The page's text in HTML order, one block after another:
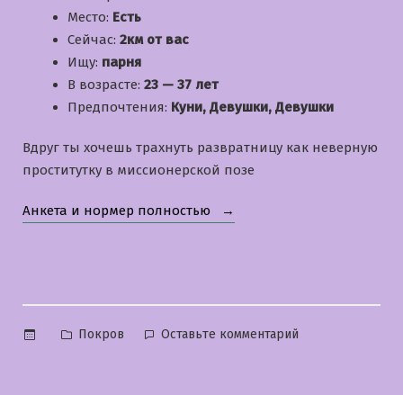
Место: Есть
Сейчас: 2км от вас
Ищу: парня
В возрасте: 23 — 37 лет
Предпочтения: Куни, Девушки, Девушки
Вдруг ты хочешь трахнуть развратницу как неверную
проститутку в миссионерской позе
Анкета и нормер полностью «Мари»
Опубликовано
Покров Оставьте комментарий